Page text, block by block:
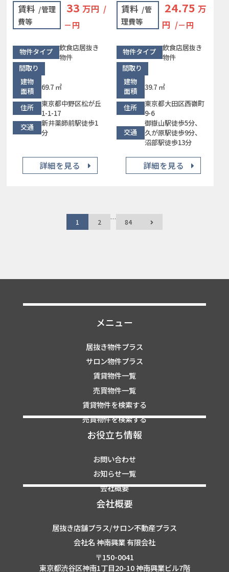
賃料 /管理
費等
33 万円 /
－円
物件タイプ
飲食店居抜き
物件
間取り
建物
面積
69.7 ㎡
住所
東京都中野区松が丘
1-1-17
交通
新井薬師前駅徒歩1
分
詳細を見る
賃料 /管
理費等
24.75 万
円 /－円
物件タイプ
飲食店居抜き
物件
間取り
建物
面積
39.7 ㎡
住所
東京都大田区西嶺町
9-6
交通
御嶽山駅徒歩5分、
久が原駅徒歩9分、
沼部駅徒歩13分
詳細を見る
1 2 … 84
メニュー
居抜き物件プラス
サロン物件プラス
賃貸物件一覧
売買物件一覧
賃貸物件を検索する
売買物件を検索する
お役立ち情報
お問い合わせ
お知らせ一覧
会社概要
会社概要
居抜き店舗プラス/サロン不動産プラス
会社名 神南興業 有限会社
〒150-0041
東京都渋谷区神南1丁目20-10 神南興業ビル7階